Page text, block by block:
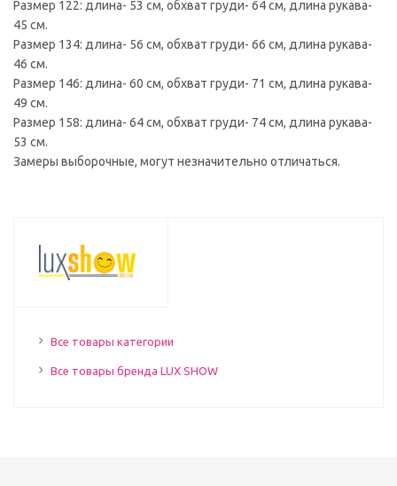
Размер 122: длина- 53 см, обхват груди- 64 см, длина рукава-
45 см.
Размер 134: длина- 56 см, обхват груди- 66 см, длина рукава-
46 см.
Размер 146: длина- 60 см, обхват груди- 71 см, длина рукава-
49 см.
Размер 158: длина- 64 см, обхват груди- 74 см, длина рукава-
53 см.
Замеры выборочные, могут незначительно отличаться.
Все товары категории
Все товары бренда LUX SHOW